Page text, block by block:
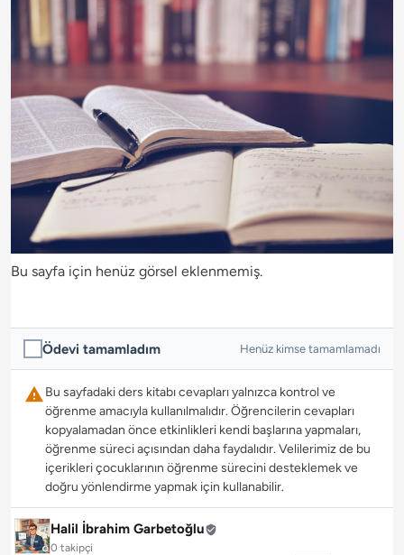
Bu sayfa için henüz görsel eklenmemiş.
Ödevi tamamladım Henüz kimse tamamlamadı
Bu sayfadaki ders kitabı cevapları yalnızca kontrol ve
öğrenme amacıyla kullanılmalıdır. Öğrencilerin cevapları
kopyalamadan önce etkinlikleri kendi başlarına yapmaları,
öğrenme süreci açısından daha faydalıdır. Velilerimiz de bu
içerikleri çocuklarının öğrenme sürecini desteklemek ve
doğru yönlendirme yapmak için kullanabilir.
Halil İbrahim Garbetoğlu
0 takipçi